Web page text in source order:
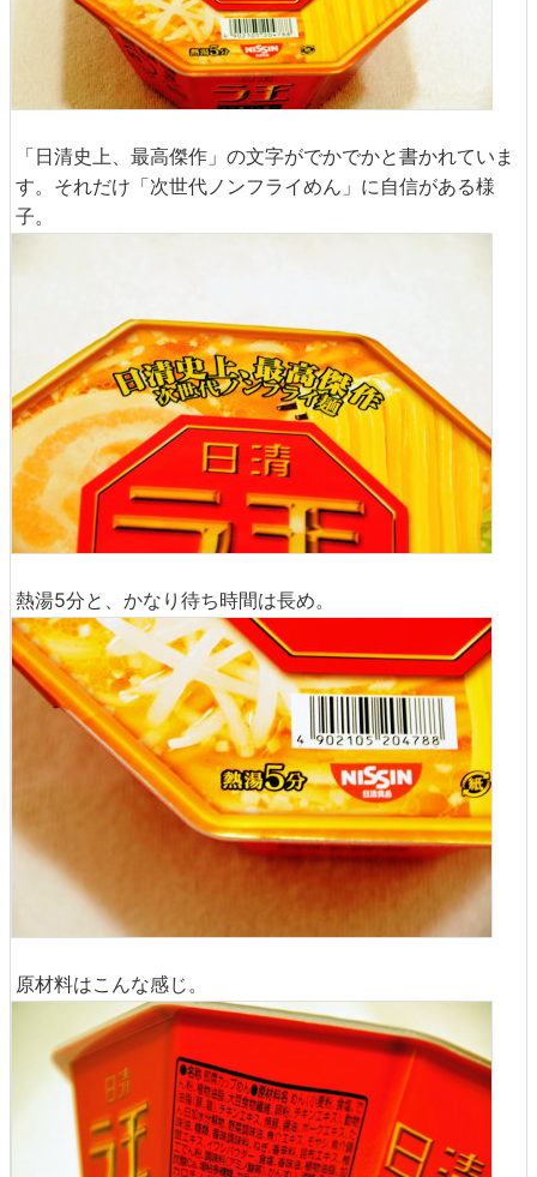
「日清史上、最高傑作」の文字がでかでかと書かれていま
す。それだけ「次世代ノンフライめん」に自信がある様
子。
熱湯5分と、かなり待ち時間は長め。
原材料はこんな感じ。